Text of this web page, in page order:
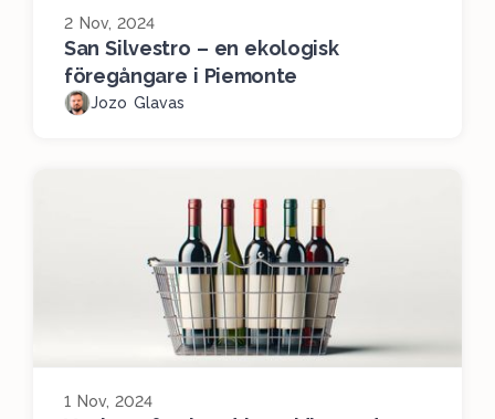
2 Nov, 2024
San Silvestro – en ekologisk
föregångare i Piemonte
Jozo Glavas
1 Nov, 2024